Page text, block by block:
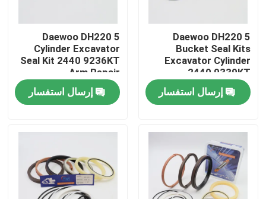
منزل
منتجات
معلومات عنا
Daewoo DH220 5
Bucket Seal Kits
Excavator Cylinder
2440 9339KT
إرسال استفسار
Daewoo DH220 5
Cylinder Excavator
Seal Kit 2440 9236KT
Arm Repair
إرسال استفسار